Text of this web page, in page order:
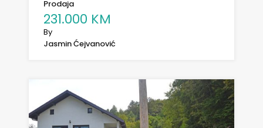
Prodaja
231.000 KM
By
Jasmin Ćejvanović